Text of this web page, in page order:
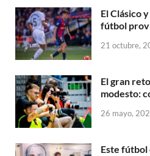
El Clásico
fútbol
21 octubre,
El gran
modesto:
26 mayo,
Este fútbol